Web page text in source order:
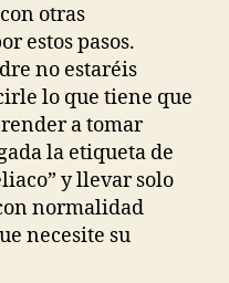
otras
estos pasos.
no estaréis
lo que tiene que
a tomar
la etiqueta de
y llevar solo
normalidad
necesite su